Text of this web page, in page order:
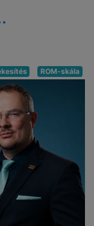
ROM-skála